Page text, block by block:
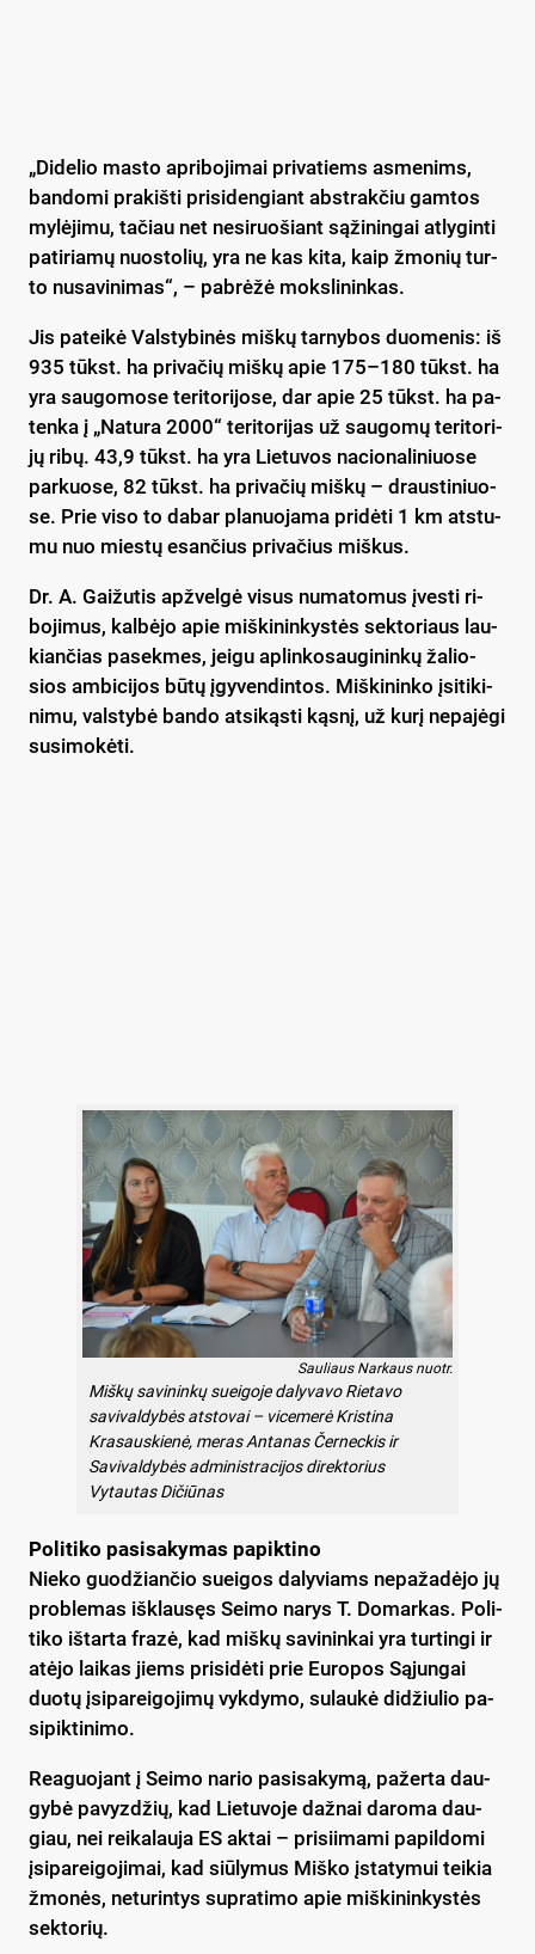
„Di­de­lio mas­to ap­ri­bo­ji­mai pri­va­tiems as­me­nims,
ban­do­mi pra­kiš­ti pri­si­den­giant abst­rak­čiu gam­tos
my­lė­ji­mu, ta­čiau net ne­si­ruo­šiant są­ži­nin­gai at­ly­gin­ti
pa­ti­ria­mų nuo­sto­lių, yra ne kas ki­ta, kaip žmo­nių tur­
to nu­sa­vi­ni­mas“, – pa­brė­žė moks­li­nin­kas.
Jis pa­tei­kė Vals­ty­bi­nės miš­kų tar­ny­bos duo­me­nis: iš
935 tūkst. ha pri­va­čių miš­kų apie 175–180 tūkst. ha
yra sau­go­mo­se te­ri­to­ri­jo­se, dar apie 25 tūkst. ha pa­
ten­ka į „Na­tu­ra 2000“ te­ri­to­ri­jas už sau­go­mų te­ri­to­ri­
jų ri­bų. 43,9 tūkst. ha yra Lie­tu­vos na­cio­na­li­niuo­se
par­kuo­se, 82 tūkst. ha pri­va­čių miš­kų – draus­ti­niuo­
se. Prie vi­so to da­bar pla­nuo­ja­ma pri­dė­ti 1 km at­stu­
mu nuo mies­tų esan­čius pri­va­čius miš­kus.
Dr. A. Gai­žu­tis ap­žvel­gė vi­sus nu­ma­to­mus įves­ti ri­
bo­ji­mus, kal­bė­jo apie miš­ki­nin­kys­tės sek­to­riaus lau­
kian­čias pa­sek­mes, jei­gu ap­lin­ko­sau­gi­nin­kų ža­lio­
sios am­bi­ci­jos bū­tų įgy­ven­din­tos. Miš­ki­nin­ko įsi­ti­ki­
ni­mu, vals­ty­bė ban­do at­si­kąs­ti kąs­nį, už ku­rį ne­pa­jė­gi
su­si­mo­kė­ti.
Sauliaus Narkaus nuotr.
Miškų savininkų sueigoje dalyvavo Rietavo
savivaldybės atstovai – vicemerė Kristina
Krasauskienė, meras Antanas Černeckis ir
Savivaldybės administracijos direktorius
Vytautas Dičiūnas
Po­li­ti­ko pa­si­sa­ky­mas pa­pik­ti­no
Nie­ko guo­džian­čio suei­gos da­ly­viams ne­pa­ža­dė­jo jų
pro­ble­mas iš­klau­sęs Sei­mo na­rys T. Do­mar­kas. Po­li­
ti­ko iš­tar­ta fra­zė, kad miš­kų sa­vi­nin­kai yra tur­tin­gi ir
atė­jo lai­kas jiems pri­si­dė­ti prie Eu­ro­pos Są­jun­gai
duo­tų įsi­pa­rei­go­ji­mų vyk­dy­mo, su­lau­kė di­džiu­lio pa­
si­pik­ti­ni­mo.
Rea­guo­jant į Sei­mo na­rio pa­si­sa­ky­mą, pa­žer­ta dau­
gy­bė pa­vyz­džių, kad Lie­tu­vo­je daž­nai da­ro­ma dau­
giau, nei rei­ka­lau­ja ES ak­tai – pri­sii­ma­mi pa­pil­do­mi
įsi­pa­rei­go­ji­mai, kad siū­ly­mus Miš­ko įsta­ty­mui tei­kia
žmo­nės, ne­tu­rin­tys su­pra­ti­mo apie miš­ki­nin­kys­tės
sek­to­rių.